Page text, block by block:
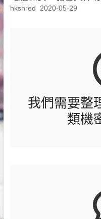
hkshred 2020-05-29
我們需要整
類機